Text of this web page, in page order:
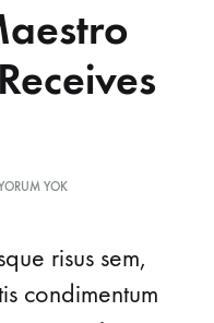
YOKACCESSORIES
RECEIVES
THE
HONNEUR
risus sem,
condimentum